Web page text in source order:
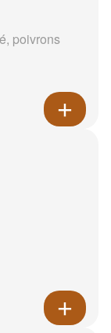
poivrons